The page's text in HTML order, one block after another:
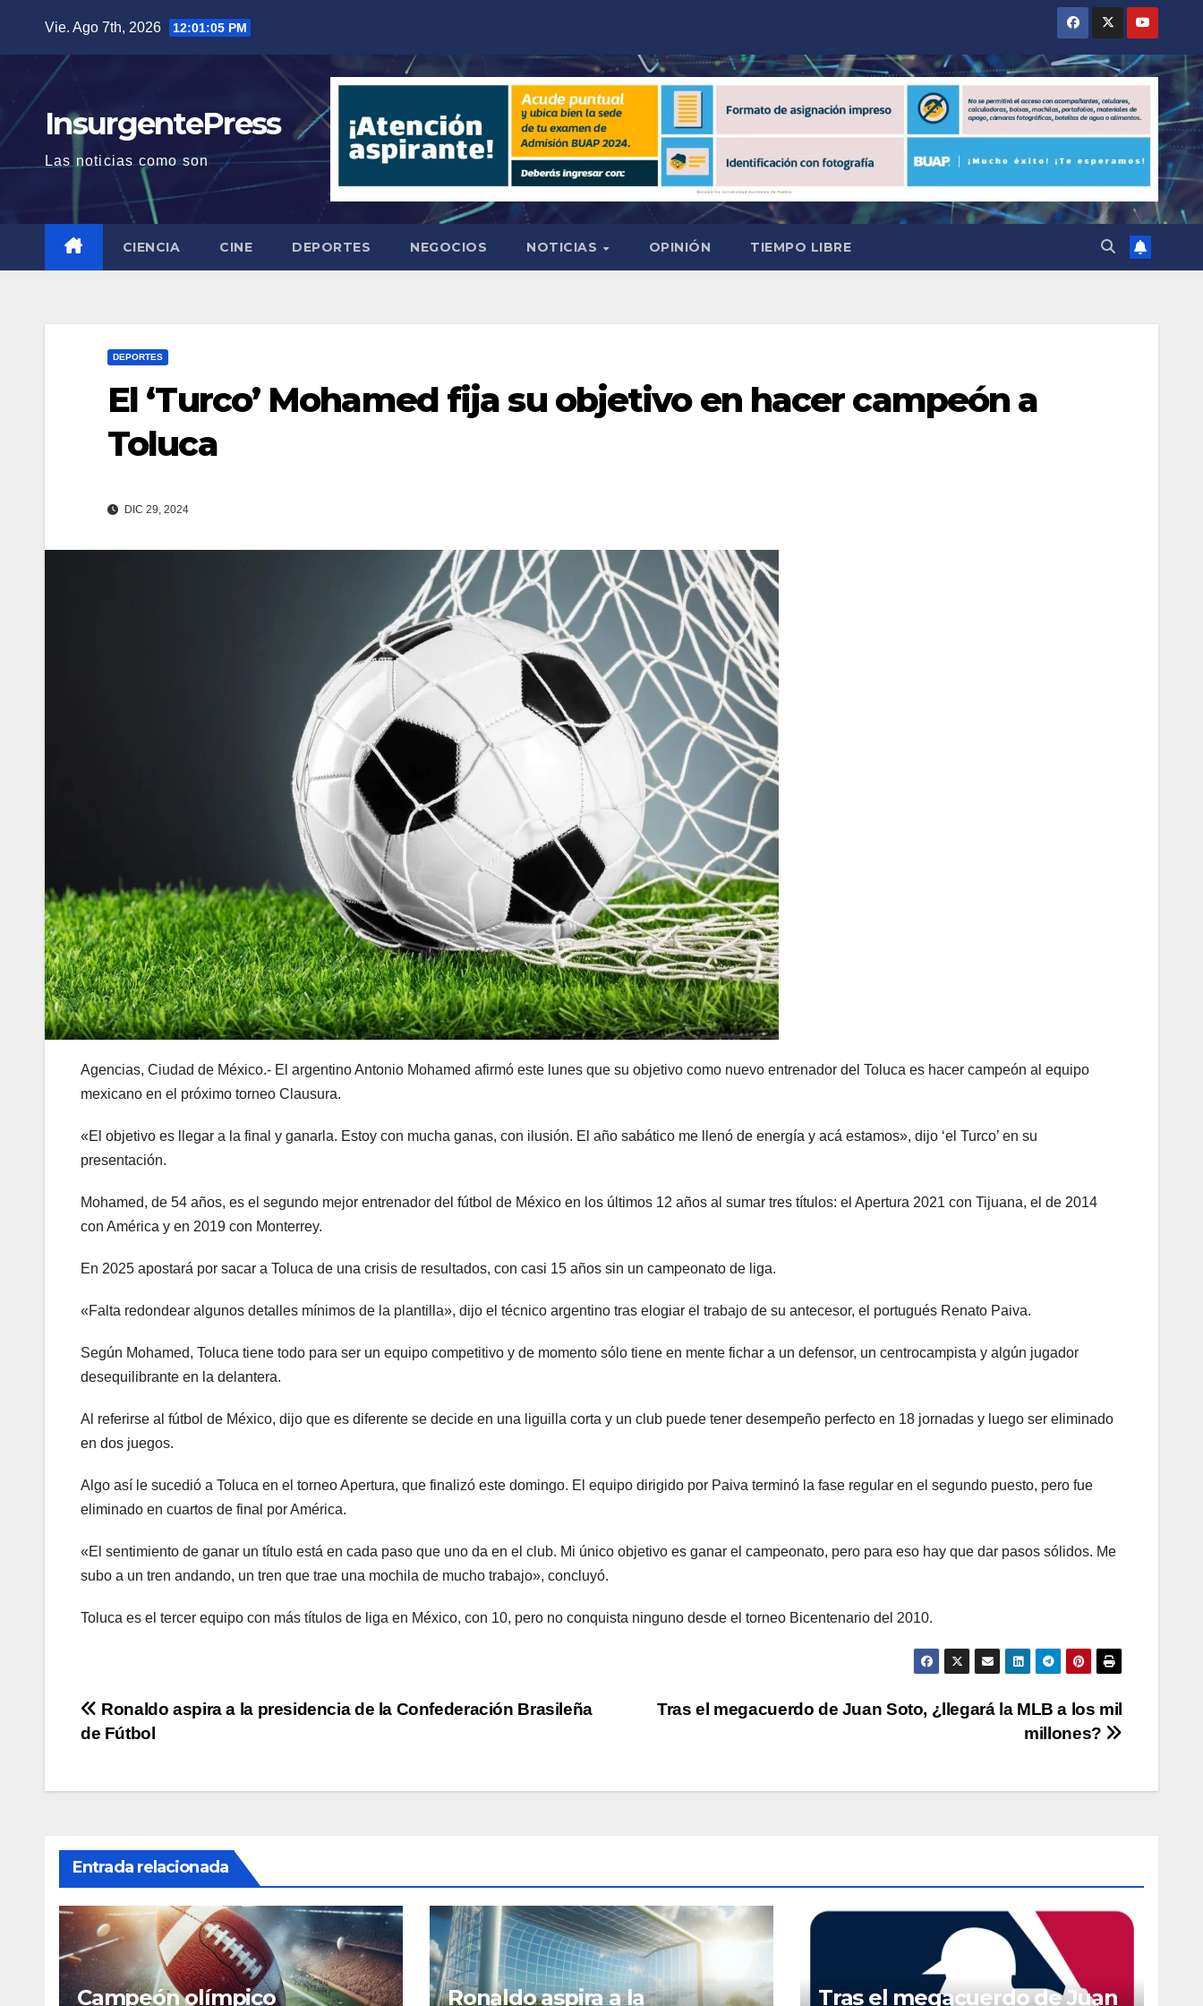
contenido
Vie. Ago 7th, 2026 12:01:06 PM
InsurgentePress
Las noticias como son
CIENCIA CINE DEPORTES NEGOCIOS NOTICIAS OPINIÓN TIEMPO LIBRE
DEPORTES
El ‘Turco’ Mohamed fija su objetivo en hacer campeón a
Toluca
DIC 29, 2024
Agencias, Ciudad de México.- El argentino Antonio Mohamed afirmó este lunes que su objetivo como nuevo entrenador del Toluca es hacer campeón al equipo
mexicano en el próximo torneo Clausura.
«El objetivo es llegar a la final y ganarla. Estoy con mucha ganas, con ilusión. El año sabático me llenó de energía y acá estamos», dijo ‘el Turco’ en su
presentación.
Mohamed, de 54 años, es el segundo mejor entrenador del fútbol de México en los últimos 12 años al sumar tres títulos: el Apertura 2021 con Tijuana, el de 2014
con América y en 2019 con Monterrey.
En 2025 apostará por sacar a Toluca de una crisis de resultados, con casi 15 años sin un campeonato de liga.
«Falta redondear algunos detalles mínimos de la plantilla», dijo el técnico argentino tras elogiar el trabajo de su antecesor, el portugués Renato Paiva.
Según Mohamed, Toluca tiene todo para ser un equipo competitivo y de momento sólo tiene en mente fichar a un defensor, un centrocampista y algún jugador
desequilibrante en la delantera.
Al referirse al fútbol de México, dijo que es diferente se decide en una liguilla corta y un club puede tener desempeño perfecto en 18 jornadas y luego ser eliminado
en dos juegos.
Algo así le sucedió a Toluca en el torneo Apertura, que finalizó este domingo. El equipo dirigido por Paiva terminó la fase regular en el segundo puesto, pero fue
eliminado en cuartos de final por América.
«El sentimiento de ganar un título está en cada paso que uno da en el club. Mi único objetivo es ganar el campeonato, pero para eso hay que dar pasos sólidos. Me
subo a un tren andando, un tren que trae una mochila de mucho trabajo», concluyó.
Toluca es el tercer equipo con más títulos de liga en México, con 10, pero no conquista ninguno desde el torneo Bicentenario del 2010.
Navegación
entradas
Tras el megacuerdo de Juan Soto, ¿llegará la MLB a los mil
millones?
Ronaldo aspira a la presidencia de la Confederación Brasileña
de Fútbol
Entrada relacionada
Campeón olímpico Ronaldo aspira a la Tras el megacuerdo de Juan